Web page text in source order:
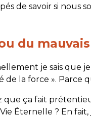
de savoir si nous
du
je sais que
de la force ». Parce
que ça fait
Éternelle ? En